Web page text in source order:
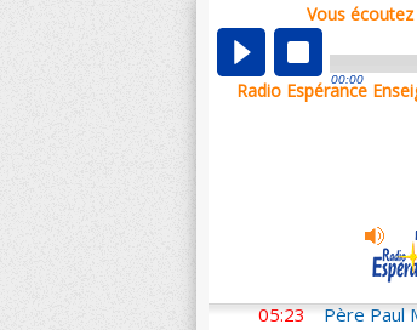
Vous écoutez
00:00
Radio Espérance
00:01
00:56 Père
01:06 Père Jean-
Père
Père
05:23 Père Paul